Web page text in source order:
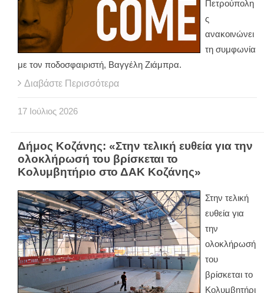
Πετρούπολη
ς
ανακοινώνει
τη συμφωνία
με τον ποδοσφαιριστή, Βαγγέλη Ζιάμπρα.
Διαβάστε Περισσότερα
17 Ιούλιος 2026
Δήμος Κοζάνης: «Στην τελική ευθεία για την
ολοκλήρωσή του βρίσκεται το
Κολυμβητήριο στο ΔΑΚ Κοζάνης»
Στην τελική
ευθεία για
την
ολοκλήρωσή
του
βρίσκεται το
Κολυμβητήρι